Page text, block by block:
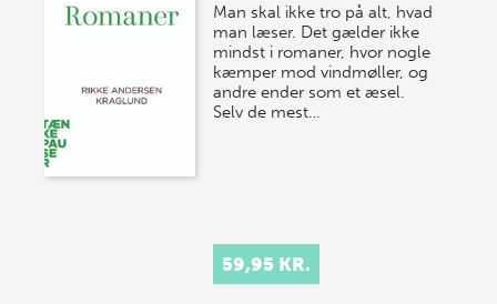
Man skal ikke tro på alt, hvad
man læser. Det gælder ikke
mindst i romaner, hvor nogle
kæmper mod vindmøller, og
andre ender som et æsel.
Selv de mest…
59,95 KR.